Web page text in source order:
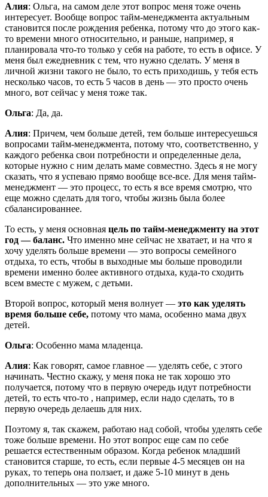
Алия: Ольга, на самом деле этот вопрос меня тоже очень
интересует. Вообще вопрос тайм-менеджмента актуальным
становится после рождения ребенка, потому что до этого как-
то времени много относительно, и раньше, например, я
планировала что-то только у себя на работе, то есть в офисе. У
меня был ежедневник с тем, что нужно сделать. У меня в
личной жизни такого не было, то есть приходишь, у тебя есть
несколько часов, то есть 5 часов в день — это просто очень
много, вот сейчас у меня тоже так.
Ольга: Да, да.
Алия: Причем, чем больше детей, тем больше интересуешься
вопросами тайм-менеджмента, потому что, соответственно, у
каждого ребенка свои потребности и определенные дела,
которые нужно с ним делать маме совместно. Здесь я не могу
сказать, что я успеваю прямо вообще все-все. Для меня тайм-
менеджмент — это процесс, то есть я все время смотрю, что
еще можно сделать для того, чтобы жизнь была более
сбалансированнее.
То есть, у меня основная цель по тайм-менеджменту на этот
год — баланс. Что именно мне сейчас не хватает, и на что я
хочу уделять больше времени — это вопросы семейного
отдыха, то есть, чтобы в выходные мы больше проводили
времени именно более активного отдыха, куда-то сходить
всем вместе с мужем, с детьми.
Второй вопрос, который меня волнует — это как уделять
время больше себе, потому что мама, особенно мама двух
детей.
Ольга: Особенно мама младенца.
Алия: Как говорят, самое главное — уделять себе, с этого
начинать. Честно скажу, у меня пока не так хорошо это
получается, потому что в первую очередь идут потребности
детей, то есть что-то , например, если надо сделать, то в
первую очередь делаешь для них.
Поэтому я, так скажем, работаю над собой, чтобы уделять себе
тоже больше времени. Но этот вопрос еще сам по себе
решается естественным образом. Когда ребенок младший
становится старше, то есть, если первые 4-5 месяцев он на
руках, то теперь она ползает, и даже 5-10 минут в день
дополнительных — это уже много.